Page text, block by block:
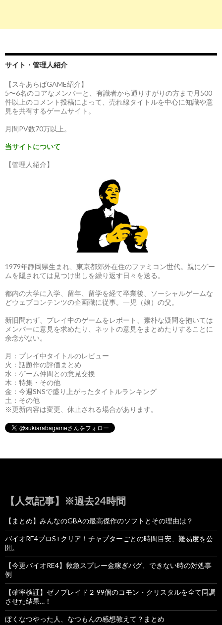
サイト・管理人紹介
【スキあらばGAME紹介】
5〜6名のコアなメンバーと、有識者から通りすがりの方まで月500
件以上のコメント投稿によって、売れ線タイトルを中心に知識や意
見を共有するゲームサイト。
月間PV数70万以上。
当サイトについて
【管理人紹介】
1979年静岡県生まれ、東京都郊外在住のファミコン世代。親にゲー
ムを隠されては見つけ出しを繰り返す日々を送る。
都内の大学に入学、留年、留学を経て卒業後、ソーシャルゲームな
どウェブコンテンツの企画職に従事。一児（娘）の父。
新旧問わず、プレイ中のゲームをレポート、素朴な疑問を抱いては
メンバーに意見を求めたり、ネットの意見をまとめたりすることに
余念がない。
月：プレイ中タイトルのレビュー
火：話題作の評価まとめ
水：ゲーム仲間との意見交換
木：特集・その他
金：今週SNSで盛り上がったタイトルランキング
土：その他
※更新内容は変更、休止される場合があります。
【人気記事】※過去24時間
【まとめ】みんなのGBAの最高傑作のソフトとその理由は？
バイオRE4プロS+クリア！チャプターごとの時間目安、難易度を公
開。
【今更バイオRE4】救急スプレー金稼ぎバグ、できない時の対処事
例
【確率検証】ゼノブレイド２ 99個のコモン・クリスタルを全て同調
させた結果…！
ぼくなつやった人、なつもんの感想教えて？まとめ